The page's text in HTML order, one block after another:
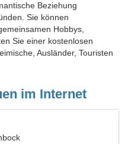
Beziehung
Sie können
Hobbys,
Sie einer kostenlosen
Ausländer, Touristen
im Internet